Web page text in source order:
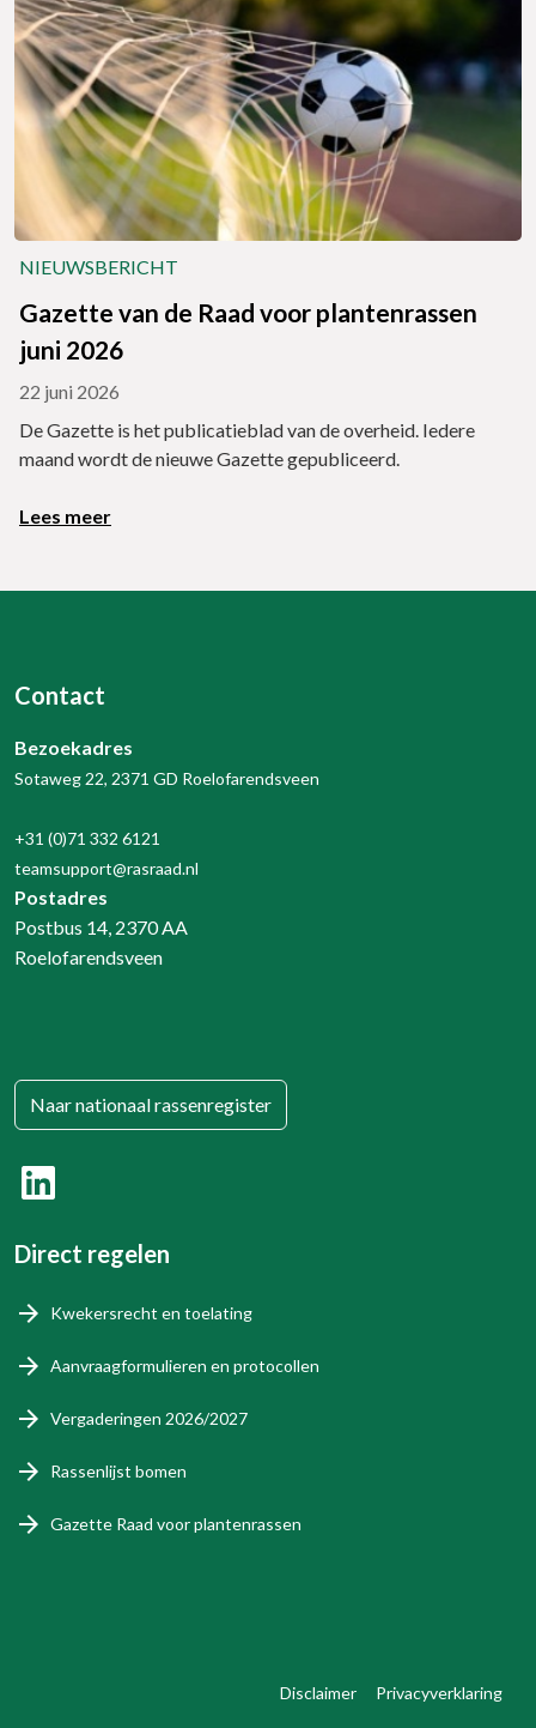
NIEUWSBERICHT
Gazette van de Raad voor plantenrassen
juni 2026
22 juni 2026
De Gazette is het publicatieblad van de overheid. Iedere
maand wordt de nieuwe Gazette gepubliceerd.
Lees meer
Contact
Bezoekadres
Sotaweg 22, 2371 GD Roelofarendsveen
+31 (0)71 332 6121
teamsupport@rasraad.nl
Postadres
Postbus 14, 2370 AA
Roelofarendsveen
Naar nationaal rassenregister
Direct regelen
Kwekersrecht en toelating
Aanvraagformulieren en protocollen
Vergaderingen 2026/2027
Rassenlijst bomen
Gazette Raad voor plantenrassen
Disclaimer Privacyverklaring